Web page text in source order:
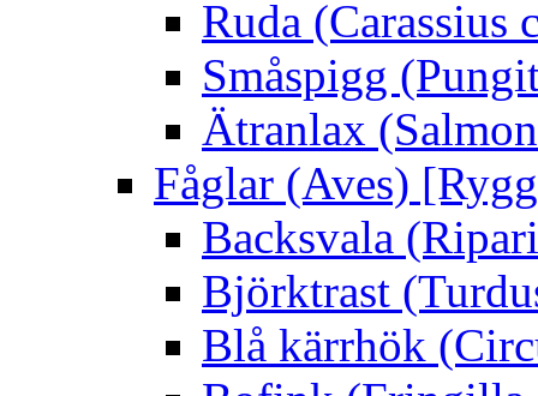
Ruda (Carassius
Småspigg
Ätranlax
Fåglar (Aves)
Backsvala
Björktrast
Blå kärrhök